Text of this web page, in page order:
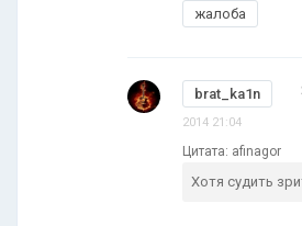
жалоба
brat_ka1n
2014 21:04
Цитата: afinagor
Хотя судить